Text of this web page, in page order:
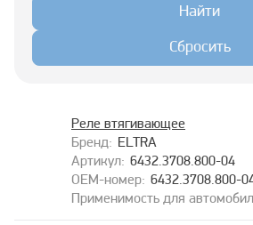
Найти
Сбросить
ELTRA
6432.3708.800-04
6432.3708.800-
Реле втягивающее